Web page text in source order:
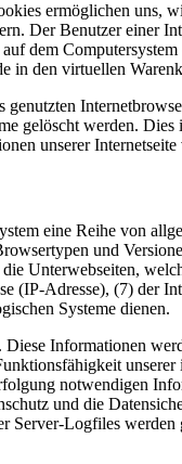
ermöglichen uns,
Der Benutzer einer
dem
in den virtuellen
gelöscht werden.
unserer
eine Reihe von
und
Unterwebseiten,
(IP-Adresse), (7) der
Systeme dienen.
Informationen
notwendigen
und die
Server-Logfiles